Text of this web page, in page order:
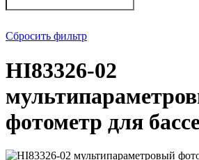
Сбросить фильтр
HI83326-02
фотометр для